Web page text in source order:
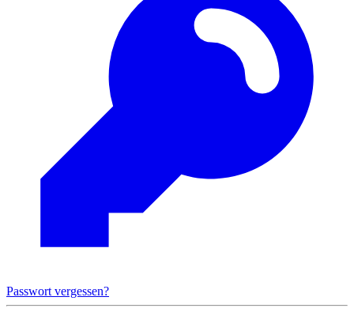
Passwort vergessen?